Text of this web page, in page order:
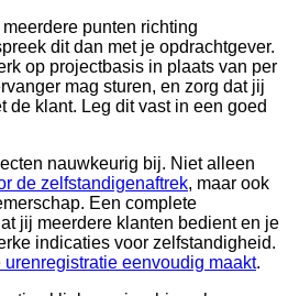
punten richting
dit dan met je opdrachtgever.
op projectbasis in plaats van per
mag sturen, en zorg dat jij
de klant. Leg dit vast in een goed
nauwkeurig bij. Niet alleen
de zelfstandigenaftrek, maar ook
Een complete
jij meerdere klanten bedient en je
indicaties voor zelfstandigheid.
urenregistratie eenvoudig maakt.